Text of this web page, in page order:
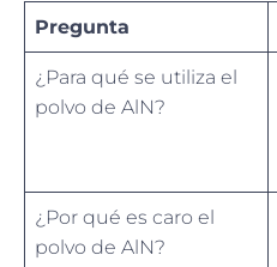
Pregunta
¿Para qué se utiliza el
polvo de AlN?
¿Por qué es caro el
polvo de AlN?